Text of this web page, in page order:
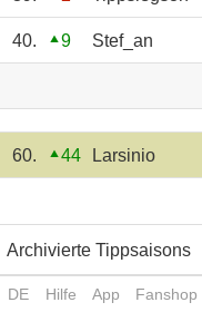
40. 9 Stef_an
60. 44 Larsinio
Archivierte Tippsaisons
DE Hilfe App Fanshop